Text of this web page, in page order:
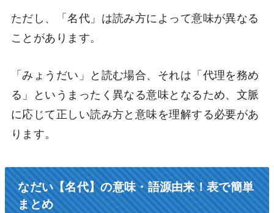
ただし、「名代」は読み方によって意味が異なる
ことがあります。
「みょうだい」と読む場合、それは「代理を務め
る」というまったく異なる意味となるため、文脈
に応じて正しい読み方と意味を理解する必要があ
ります。
なだい【名代】の意味・語源由来！表で簡単
まとめ